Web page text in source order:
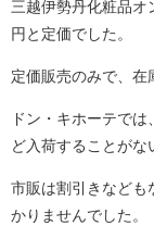
三越伊勢丹化粧品オ
円と定価でした。
定価販売のみで、在
ドン・キホーテで
ど入荷することがな
市販は割引きなども
かりませんでした。